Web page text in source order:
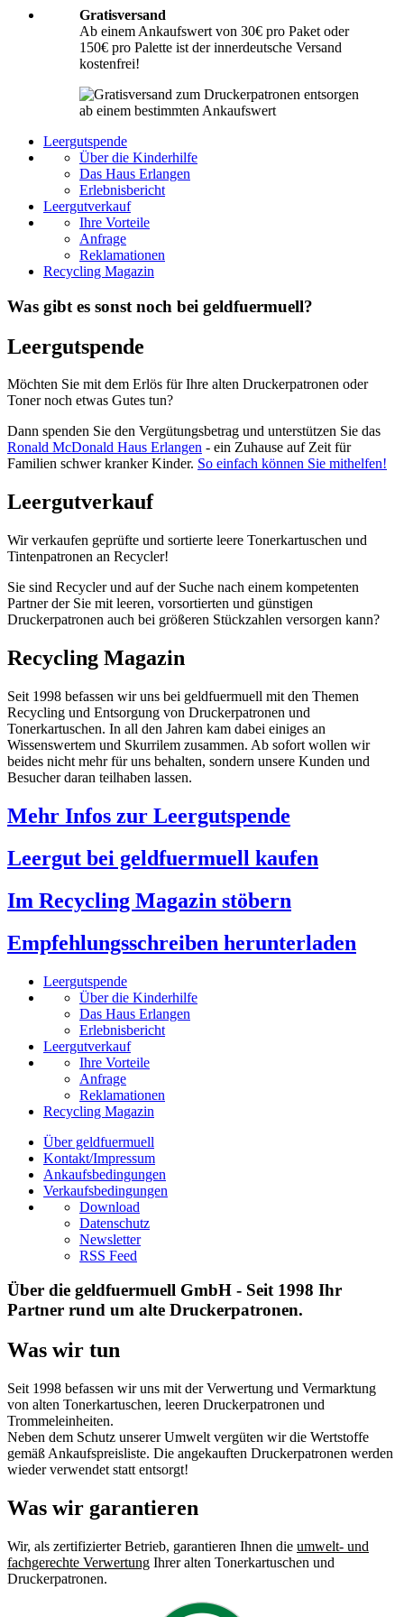
Gratisversand
Ab einem Ankaufswert von 30€ pro Paket oder
150€ pro Palette ist der innerdeutsche Versand
kostenfrei!
Leergutspende
Über die Kinderhilfe
Das Haus Erlangen
Erlebnisbericht
Leergutverkauf
Ihre Vorteile
Anfrage
Reklamationen
Recycling Magazin
Was gibt es sonst noch bei geldfuermuell?
Leergutspende
Möchten Sie mit dem Erlös für Ihre alten Druckerpatronen oder
Toner noch etwas Gutes tun?
Dann spenden Sie den Vergütungsbetrag und unterstützen Sie das
Ronald McDonald Haus Erlangen - ein Zuhause auf Zeit für
Familien schwer kranker Kinder. So einfach können Sie mithelfen!
Leergutverkauf
Wir verkaufen geprüfte und sortierte leere Tonerkartuschen und
Tintenpatronen an Recycler!
Sie sind Recycler und auf der Suche nach einem kompetenten
Partner der Sie mit leeren, vorsortierten und günstigen
Druckerpatronen auch bei größeren Stückzahlen versorgen kann?
Recycling Magazin
Seit 1998 befassen wir uns bei geldfuermuell mit den Themen
Recycling und Entsorgung von Druckerpatronen und
Tonerkartuschen. In all den Jahren kam dabei einiges an
Wissenswertem und Skurrilem zusammen. Ab sofort wollen wir
beides nicht mehr für uns behalten, sondern unsere Kunden und
Besucher daran teilhaben lassen.
Mehr Infos zur Leergutspende
Leergut bei geldfuermuell kaufen
Im Recycling Magazin stöbern
Empfehlungsschreiben herunterladen
Leergutspende
Über die Kinderhilfe
Das Haus Erlangen
Erlebnisbericht
Leergutverkauf
Ihre Vorteile
Anfrage
Reklamationen
Recycling Magazin
Über geldfuermuell
Kontakt/Impressum
Ankaufsbedingungen
Verkaufsbedingungen
Download
Datenschutz
Newsletter
RSS Feed
Über die geldfuermuell GmbH - Seit 1998 Ihr
Partner rund um alte Druckerpatronen.
Was wir tun
Seit 1998 befassen wir uns mit der Verwertung und Vermarktung
von alten Tonerkartuschen, leeren Druckerpatronen und
Trommeleinheiten.
Neben dem Schutz unserer Umwelt vergüten wir die Wertstoffe
gemäß Ankaufspreisliste. Die angekauften Druckerpatronen werden
wieder verwendet statt entsorgt!
Was wir garantieren
Wir, als zertifizierter Betrieb, garantieren Ihnen die umwelt- und
fachgerechte Verwertung Ihrer alten Tonerkartuschen und
Druckerpatronen.